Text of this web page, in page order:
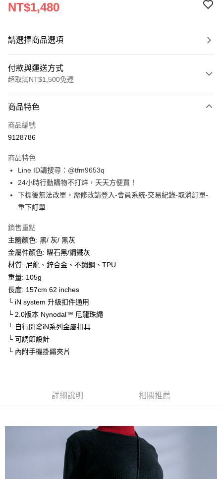
NT$1,480
請選擇商品選項
付款與運送方式
超取滿NT$1,500免運
信用卡一次付款
信用卡分期付款
合作金庫商業銀行
華南商業銀行
上海商業儲蓄銀行
台北富邦商業銀行
國泰世華商業銀行
兆豐國際商業銀行
臺灣中小企業銀行
聯邦商業銀行
元大商業銀行
台新國際商業銀行
台灣樂天信用卡公司
超商取貨付款
LINE Pay
Apple Pay
悠遊付
AFTEE先享後付
相關說明
【關於「AFTEE先享後付」】
AFTEE先享後付是「在收到商品之後才付款」的支付方式。 讓您購物簡單
便利好安心！
１．簡單：不需註冊會員、不需綁卡、不需儲值。
２．便利：只要手機號碼，簡訊認證，即可結帳。
３．安心：先確認商品／服務後，再付款。
【「AFTEE先享後付」結帳流程】
１．於結帳方式選擇「AFTEE先享後付」後，將跳轉至「AFTEE先享後付」
※ 請注意：結帳手續完成當下不需立刻繳費，但若您需要取消訂單，請聯絡
是否繳費成功／繳費後需取消欲退款等相關疑問，請聯繫「AFTEE先享後付
https://netprotections.freshdesk.com/support/home
１．透過由恩沛科技股份有限公司提供之「AFTEE先享後付」服務完成之交
易，需依本服務之必要範圍內提供個人資料，並將交易相關給付款項請求債
ATM付款
運送方式
全家取貨付款
每筆NT$60，滿NT$1,500(含以上)免運費
商品特色
商品編號
9128786
商品特色
Line ID請搜尋：@tfm9653q
24小時行動購物不打烊，天天方便買！
下標後無法改單，需修改請登入-會員系統-交易紀錄-取消訂單-
重下訂單
銷售重點
主體顏色: 黑/ 灰/ 黑灰
金屬件顏色: 曜石黑/鋼鐵灰
材質: 尼龍、鋅合金、不鏽鋼、TPU
重量: 105g
長度: 157cm 62 inches
└ iN system 升級扣件通用
└ 2.0版本 Nynodal™ 尼龍珠繩
└ 自行開發iN系列金屬扣具
└ 可調節設計
└ 內附手機掛繩夾片
詳細說明 相關推薦